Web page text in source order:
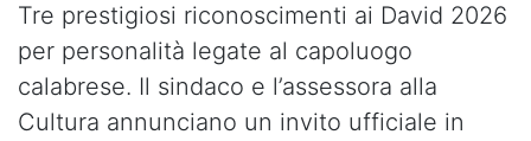
Tre prestigiosi riconoscimenti ai David 2026
per personalità legate al capoluogo
calabrese. Il sindaco e l’assessora alla
Cultura annunciano un invito ufficiale in